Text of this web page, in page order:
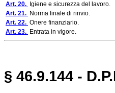
Art. 20.
Igiene e sicurezza del lavoro.
Art. 21. Norma finale di rinvio.
Art. 22. Onere finanziario.
Art. 23. Entrata in vigore.
§ 46.9.144 -